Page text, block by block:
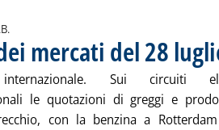
mercati del 28
Sui circuiti
le quotazioni di greggi e
con la benzina a